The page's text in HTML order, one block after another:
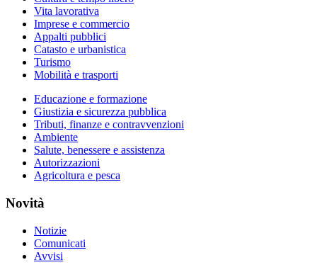
Vita lavorativa
Imprese e commercio
Appalti pubblici
Catasto e urbanistica
Turismo
Mobilità e trasporti
Educazione e formazione
Giustizia e sicurezza pubblica
Tributi, finanze e contravvenzioni
Ambiente
Salute, benessere e assistenza
Autorizzazioni
Agricoltura e pesca
Novità
Notizie
Comunicati
Avvisi